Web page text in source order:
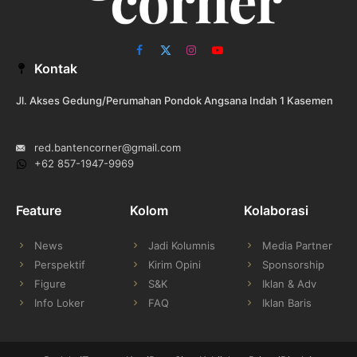
Facebook
X
InstagramYouTube
Kontak
Jl. Akses Gedung/Perumahan Pondok Angsana Indah 1 Kasemen
red.bantencorner@gmail.com
+62 857-1947-9969
Feature
News
Perspektif
Figure
Info Loker
Kolom
Jadi Kolumnis
Kirim Opini
S&K
FAQ
Kolaborasi
Media Partner
Sponsorship
Iklan & Adv
Iklan Baris